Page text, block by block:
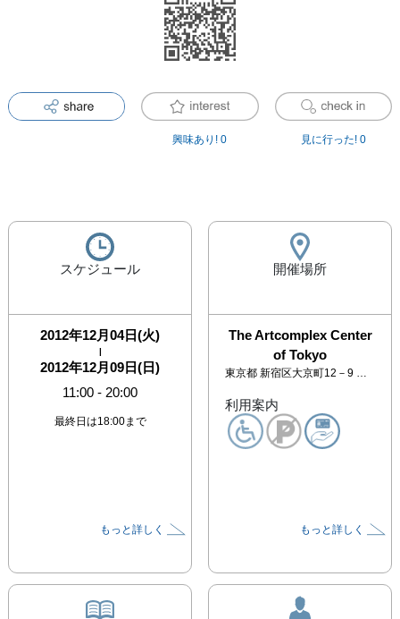
興味あり! 0 見に行った! 0
スケジュール
2012年12月04日(火)
|
2012年12月09日(日)
11:00 - 20:00
最終日は18:00まで
もっと詳しく
開催場所
The Artcomplex Center
of Tokyo
東京都 新宿区大京町12－9 アートコンプレックスセンター 2F
利用案内
もっと詳しく